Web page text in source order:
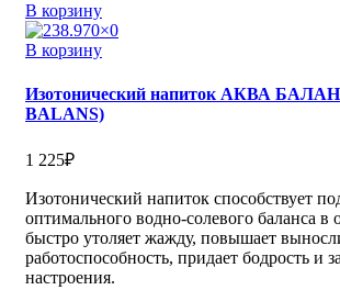
В корзину
В корзину
Изотонический напиток АКВА
BALANS)
1 225₽
Изотонический напиток способствует
оптимального водно-солевого баланса в
быстро утоляет жажду, повышает
работоспособность, придает бодрость и
настроения.